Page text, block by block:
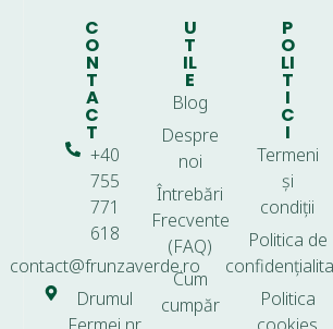
C
O
N
T
A
C
T
+40
755
771
618
contact@frunzaverde.ro
Drumul
U
T
IL
E
Blog
Despre
noi
Întrebări
Frecvente
(FAQ)
Cum
cumpăr
P
O
LI
T
I
C
I
Termeni
și
condiții
Politica de
Politica